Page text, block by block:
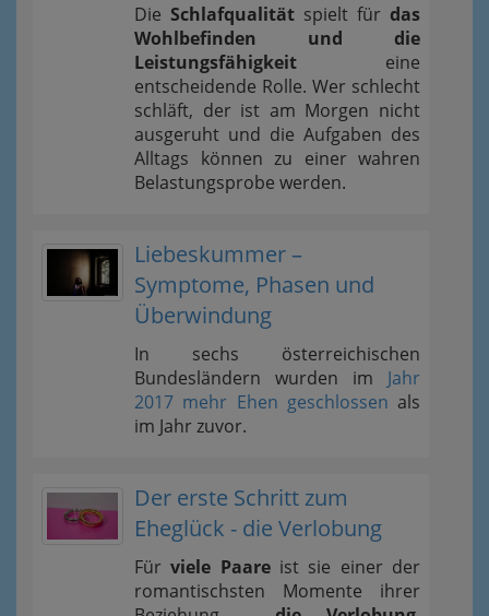
Die Schlafqualität spielt für das
Wohlbefinden und die
Leistungsfähigkeit eine
entscheidende Rolle. Wer schlecht
schläft, der ist am Morgen nicht
ausgeruht und die Aufgaben des
Alltags können zu einer wahren
Belastungsprobe werden.
Liebeskummer –
Symptome, Phasen und
Überwindung
In sechs österreichischen
Bundesländern wurden im Jahr
2017 mehr Ehen geschlossen als
im Jahr zuvor.
Der erste Schritt zum
Eheglück - die Verlobung
Fürviele Paareist sie einer der
romantischsten Momente ihrer